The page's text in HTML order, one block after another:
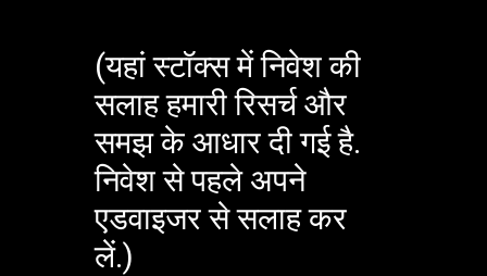
(यहां स्टॉक्स में निवेश की
सलाह हमारी रिसर्च और
समझ के आधार दी गई है.
निवेश से पहले अपने
एडवाइजर से सलाह कर
लें.)